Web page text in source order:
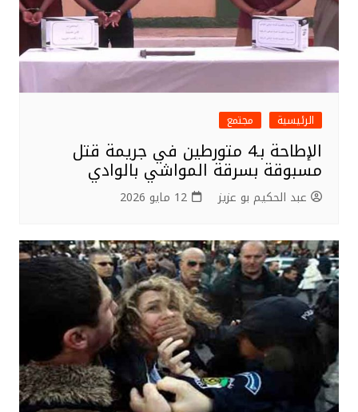
الرئيسية مجتمع
الإطاحة بـ4 متورطين في جريمة قتل
مسبوقة بسرقة المواشي بالوادي
عبد الحكيم بو عزيز 12 مايو 2026